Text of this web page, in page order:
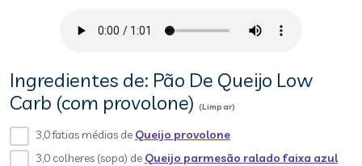
Ingredientes de: Pão De Queijo Low
Carb (com provolone) (Limpar)
3,0 fatias médias de Queijo provolone
3,0 colheres (sopa) de Queijo parmesão ralado faixa azul